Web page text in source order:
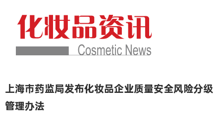
上海市药监局发布化妆品企业质量安全风险分级
管理办法